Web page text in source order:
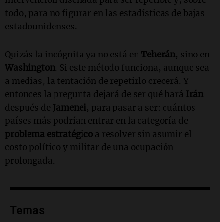
todo, para no figurar en las estadísticas de bajas
estadounidenses.
Quizás la incógnita ya no está en Teherán, sino en
Washington. Si este método funciona, aunque sea
a medias, la tentación de repetirlo crecerá. Y
entonces la pregunta dejará de ser qué hará Irán
después de Jamenei, para pasar a ser: cuántos
países más podrían entrar en la categoría de
problema estratégico a resolver sin asumir el
costo político y militar de una ocupación
prolongada.
Temas